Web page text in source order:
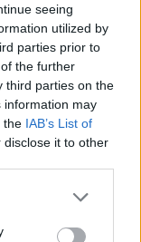
seeing
utilized by
parties prior to
the further
third parties on the
information may
the IAB’s List of
it to other
or more Google
You may click to